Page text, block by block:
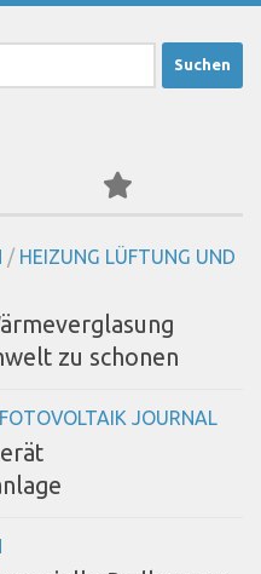
/ HEIZUNG LÜFTUNG UND
zu schonen
JOURNAL